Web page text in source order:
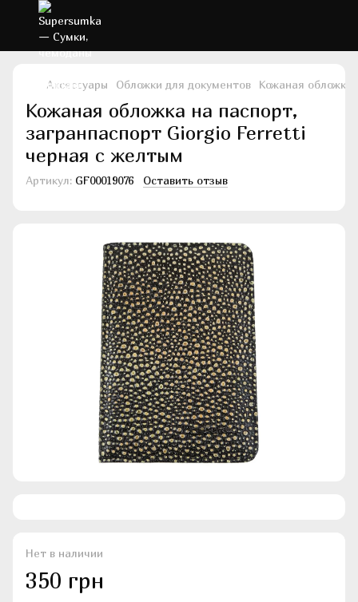
Аксессуары Обложки для документов Кожаная обложка
Кожаная обложка на паспорт,
загранпаспорт Giorgio Ferretti
черная с желтым
Артикул: GF00019076 Оставить отзыв
Нет в наличии
350 грн